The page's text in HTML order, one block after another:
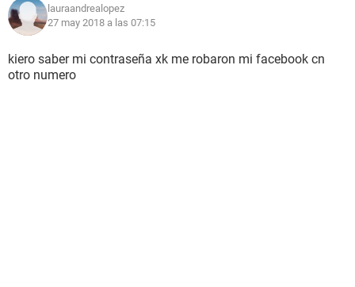
lauraandrealopez
27 may 2018 a las 07:15
kiero saber mi contraseña xk me robaron mi facebook cn
otro numero